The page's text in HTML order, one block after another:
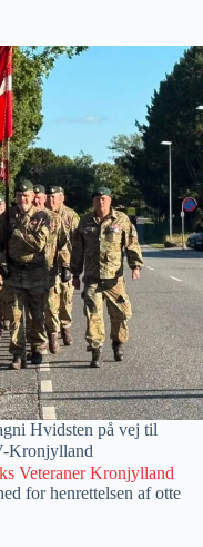
Hvidsten på vej til
Kronjylland
Veteraner Kronjylland
for henrettelsen af otte